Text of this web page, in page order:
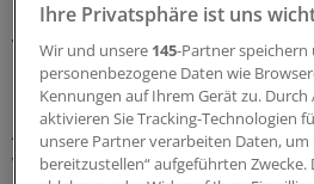
Derzeit gelten ältere Menschen
Vorerkrankungen als besonders
Mit der Verordnung soll auch die
Arzt verbunden sein, heißt es in
werde bei den Betroffenen
Ihre Privatsphäre ist uns
Wir und unsere 145-Partner
personenbezogene Daten wie
Kennungen auf Ihrem Gerät zu.
aktivieren Sie Tracking-Technologien
unsere Partner verarbeiten Daten,
bereitzustellen“ aufgeführten Zwecke.